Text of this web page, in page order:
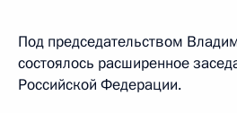
Под председательством
состоялось расширенное
Российской Федерации.